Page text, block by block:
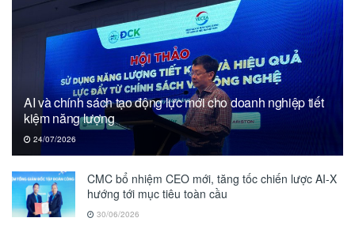
AI và chính sách tạo động lực mới cho doanh nghiệp tiết
kiệm năng lượng
24/07/2026
CMC bổ nhiệm CEO mới, tăng tốc chiến lược AI-X
hướng tới mục tiêu toàn cầu
30/06/2026